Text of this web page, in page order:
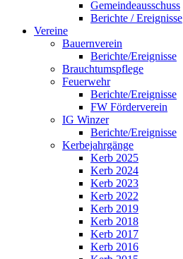
Gemeindeausschuss
Berichte / Ereignisse
Vereine
Bauernverein
Berichte/Ereignisse
Brauchtumspflege
Feuerwehr
Berichte/Ereignisse
FW Förderverein
IG Winzer
Berichte/Ereignisse
Kerbejahrgänge
Kerb 2025
Kerb 2024
Kerb 2023
Kerb 2022
Kerb 2019
Kerb 2018
Kerb 2017
Kerb 2016